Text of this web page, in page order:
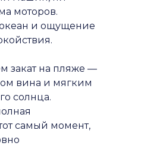
моторов.
и ощущение
закат на пляже —
вина и мягким
солнца.
самый момент,